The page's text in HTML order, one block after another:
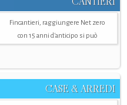
Fincantieri, raggiungere Net zero
con 15 anni d'anticipo si può
CASE & ARREDI